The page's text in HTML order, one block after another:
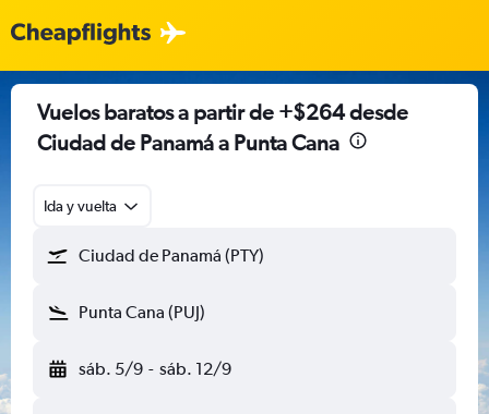
Vuelos baratos a partir de +$264 desde
Ciudad de Panamá a Punta Cana
Ida y vuelta
Ciudad de Panamá (PTY)
Punta Cana (PUJ)
sáb. 5/9 - sáb. 12/9